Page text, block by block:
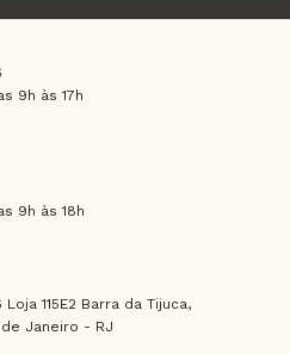
9h às 17h
9h às 18h
115E2 Barra da Tijuca,
Janeiro - RJ